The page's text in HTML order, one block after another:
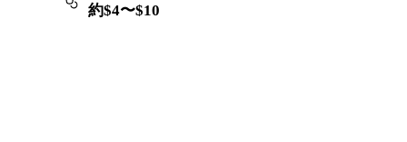
約$4〜$10